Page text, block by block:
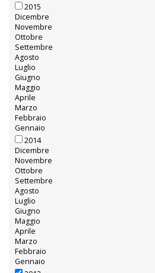
2015
Dicembre
Novembre
Ottobre
Settembre
Agosto
Luglio
Giugno
Maggio
Aprile
Marzo
Febbraio
Gennaio
2014
Dicembre
Novembre
Ottobre
Settembre
Agosto
Luglio
Giugno
Maggio
Aprile
Marzo
Febbraio
Gennaio